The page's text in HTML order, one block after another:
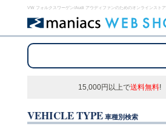
VW フォルクスワーゲン/Audi アウディファンのためのオンラインストア
15,000円以上で送料無料!
VEHICLE TYPE 車種別検索